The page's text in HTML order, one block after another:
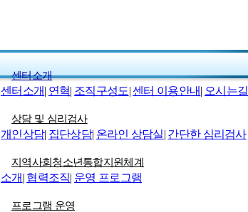
센터소개
센터소개| 연혁| 조직구성도|센터 이용안내| 오시는길
상담 및 심리검사
개인상담| 집단상담| 온라인 상담실| 간단한 심리검사
지역사회청소년통합지원체계
소개 | 협력조직| 운영 프로그램
프로그램 운영